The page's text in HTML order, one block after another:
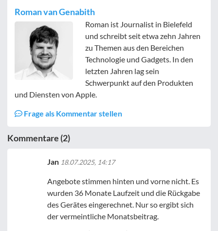
Roman van Genabith
Roman ist Journalist in Bielefeld
und schreibt seit etwa zehn Jahren
zu Themen aus den Bereichen
Technologie und Gadgets. In den
letzten Jahren lag sein
Schwerpunkt auf den Produkten
und Diensten von Apple.
Frage als Kommentar stellen
Kommentare (2)
Jan 18.07.2025, 14:17
Angebote stimmen hinten und vorne nicht. Es
wurden 36 Monate Laufzeit und die Rückgabe
des Gerätes eingerechnet. Nur so ergibt sich
der vermeintliche Monatsbeitrag.